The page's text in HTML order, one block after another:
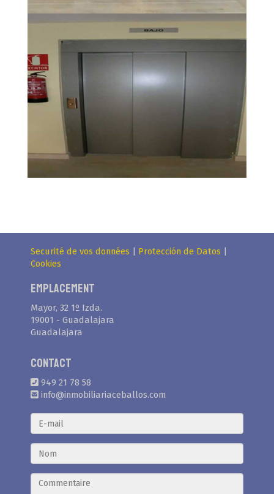
Securité de vos données | Protección de Datos |
Cookies
Emplacement
Mayor, 32 1º Izda.
19001 - Guadalajara
Guadalajara
Contact
949 21 78 58
info@inmobiliariaceballos.com